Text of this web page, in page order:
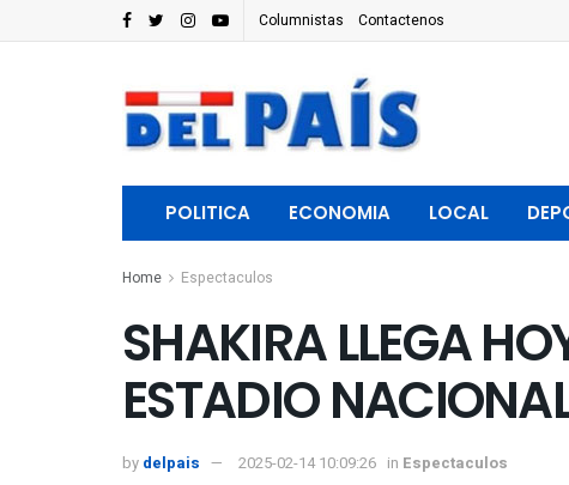
Columnistas Contactenos
POLITICA ECONOMIA LOCAL
Home Espectaculos
SHAKIRA LLEGA
ESTADIO
by delpais 2025-02-14 10:09:26 in Espectaculos